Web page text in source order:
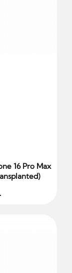
16 Pro Max